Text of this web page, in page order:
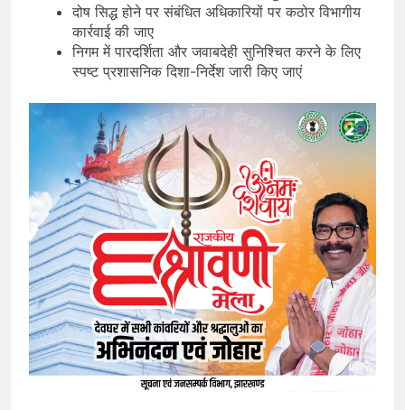
दोष सिद्ध होने पर संबंधित अधिकारियों पर कठोर विभागीय
कार्रवाई की जाए
निगम में पारदर्शिता और जवाबदेही सुनिश्चित करने के लिए
स्पष्ट प्रशासनिक दिशा-निर्देश जारी किए जाएं